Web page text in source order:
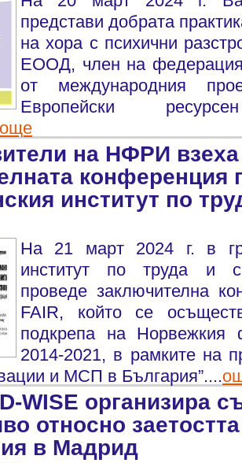
представи добрата
на хора с психични
ЕООД, член на
от международния
Европейски
още
на НФРИ взеха
конференция
институт по
На 21 март 2024 г. в
институт по труда и
проведе заключителна
FAIR, който се
подкрепа на Норвежкия
2014-2021, в рамките на
и МСП в България”....
WISE организира
относно
в Мадрид